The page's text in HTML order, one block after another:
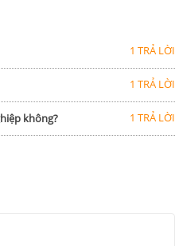
1 TRẢ LỜI
1 TRẢ LỜI
không? 1 TRẢ LỜI